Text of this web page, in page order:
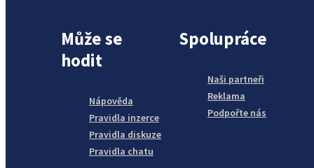
Může se
hodit
Nápověda
Pravidla inzerce
Pravidla diskuze
Pravidla chatu
Spolupráce
Naši partneři
Reklama
Podpořte nás